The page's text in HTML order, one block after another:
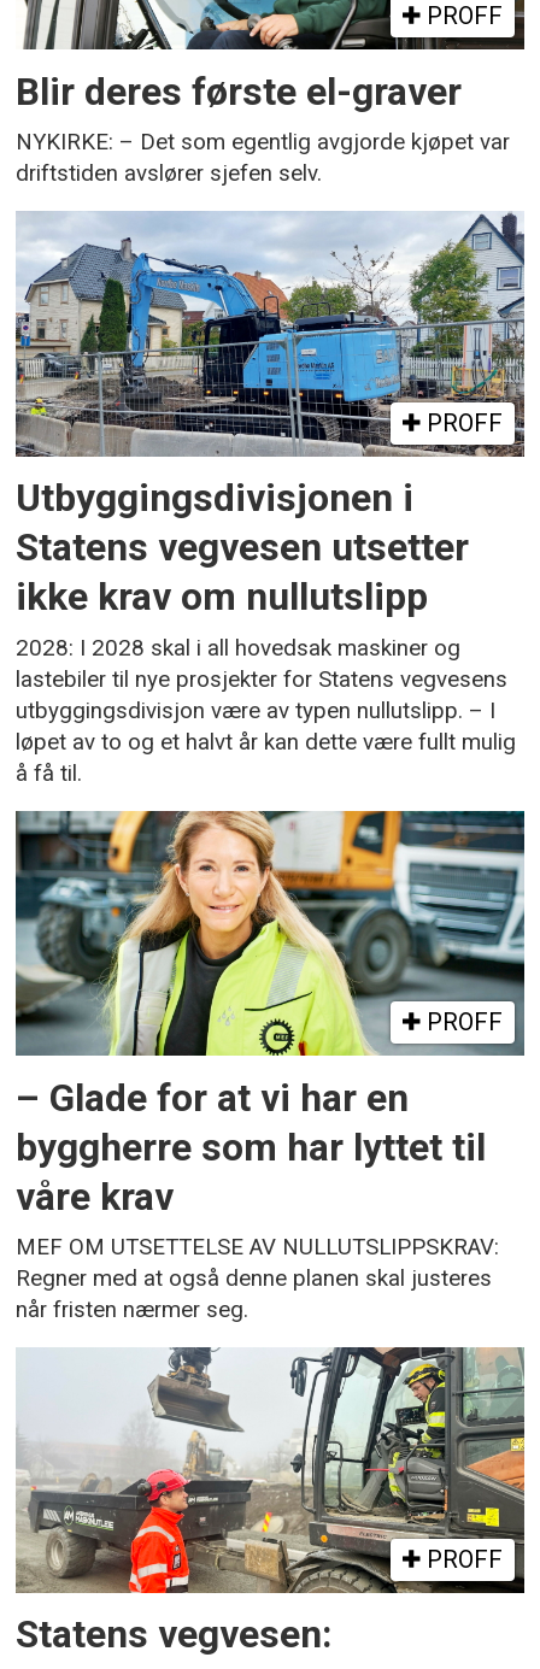
PROFF
Blir deres første el-graver
NYKIRKE: – Det som egentlig avgjorde kjøpet var
driftstiden avslører sjefen selv.
PROFF
Utbyggingsdivisjonen i
Statens vegvesen utsetter
ikke krav om nullutslipp
2028: I 2028 skal i all hovedsak maskiner og
lastebiler til nye prosjekter for Statens vegvesens
utbyggingsdivisjon være av typen nullutslipp. – I
løpet av to og et halvt år kan dette være fullt mulig
å få til.
PROFF
– Glade for at vi har en
byggherre som har lyttet til
våre krav
MEF OM UTSETTELSE AV NULLUTSLIPPSKRAV:
Regner med at også denne planen skal justeres
når fristen nærmer seg.
PROFF
Statens vegvesen: